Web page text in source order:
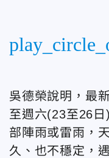
吳德榮說明，最
至週六(23至26
部陣雨或雷雨，
久、也不穩定，